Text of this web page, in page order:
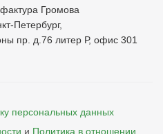
Громова
Петербург,
пр. д.76 литер Р, офис 301
персональных данных
и Политика в отношении